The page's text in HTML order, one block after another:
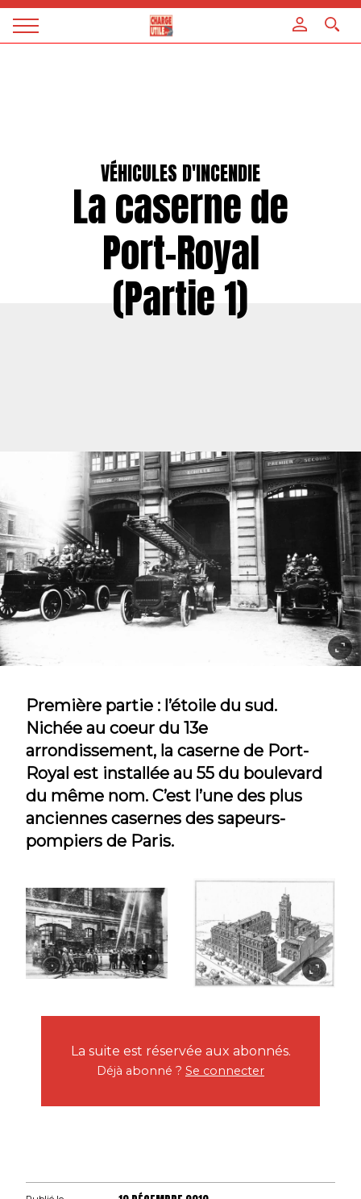
Magazine
VÉHICULES D'INCENDIE
La caserne de
Port-Royal
(Partie 1)
Première partie : l’étoile du sud.
Nichée au coeur du 13e
arrondissement, la caserne de Port-
Royal est installée au 55 du boulevard
du même nom. C’est l’une des plus
anciennes casernes des sapeurs-
pompiers de Paris.
La suite est réservée aux abonnés.
Déjà abonné ? Se connecter
Panneau de gestion des cookies